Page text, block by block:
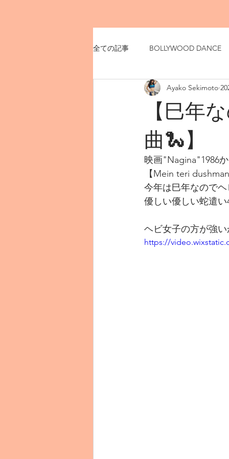
全ての記事 BOLLYWOOD DANCE
【巳年
曲🐍】
Ayako Sekimoto
映画"Nagina"1986
【Mein teri
今年は巳年なので
優しい優しい蛇遣
ヘビ女子の方が強
https://